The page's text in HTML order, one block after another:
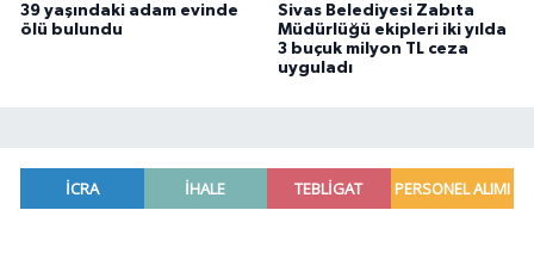
39 yaşındaki adam evinde
ölü bulundu
Sivas Belediyesi Zabıta
Müdürlüğü ekipleri iki yılda
3 buçuk milyon TL ceza
uyguladı